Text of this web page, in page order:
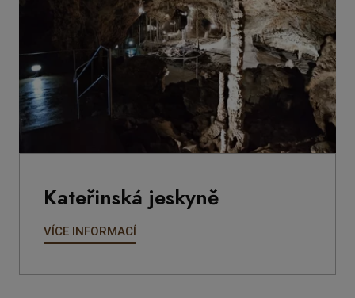
Kateřinská jeskyně
VÍCE INFORMACÍ